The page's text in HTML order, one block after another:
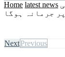
Home latest news
جرمانہ ہوگا
NextPrevious